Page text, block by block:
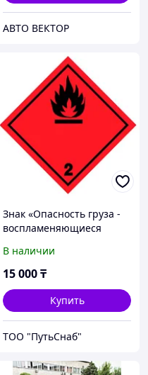
АВТО ВЕКТОР
Знак «Опасность груза -
воспламеняющиеся
В наличии
15 000₸
Купить
ТОО "ПутьСнаб"